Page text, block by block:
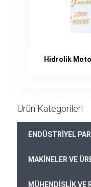
Hidrolik
Ürün Kategorileri
ENDÜSTRİYEL
MAKİNELER VE
MÜHENDİSLİK VE